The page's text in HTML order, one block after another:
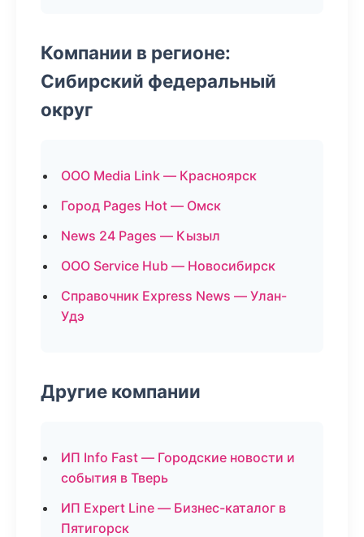
Компании в регионе:
Сибирский федеральный
округ
ООО Media Link — Красноярск
Город Pages Hot — Омск
News 24 Pages — Кызыл
ООО Service Hub — Новосибирск
Справочник Express News — Улан-
Удэ
Другие компании
ИП Info Fast — Городские новости и
события в Тверь
ИП Expert Line — Бизнес-каталог в
Пятигорск